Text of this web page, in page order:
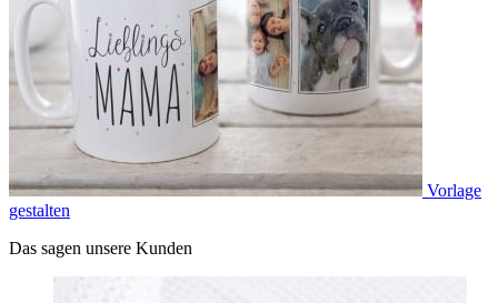
Vorlage
gestalten
Das sagen unsere Kunden